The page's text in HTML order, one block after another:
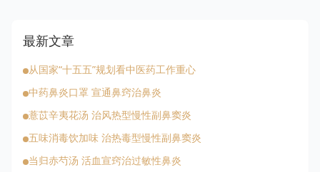
最新文章
从国家“十五五”规划看中医药工作重心
中药鼻炎口罩 宣通鼻窍治鼻炎
薏苡辛夷花汤 治风热型慢性副鼻窦炎
五味消毒饮加味 治热毒型慢性副鼻窦炎
当归赤芍汤 活血宣窍治过敏性鼻炎